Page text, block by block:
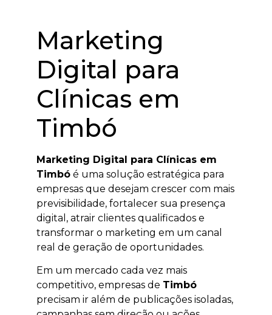
Marketing
Digital para
Clínicas em
Timbó
Marketing Digital para Clínicas em
Timbó é uma solução estratégica para
empresas que desejam crescer com mais
previsibilidade, fortalecer sua presença
digital, atrair clientes qualificados e
transformar o marketing em um canal
real de geração de oportunidades.
Em um mercado cada vez mais
competitivo, empresas de Timbó
precisam ir além de publicações isoladas,